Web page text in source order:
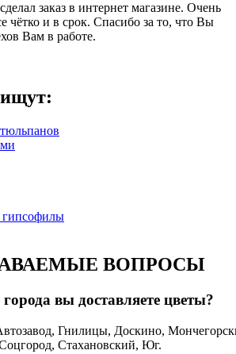
заказ в интернет магазине. Очень
чётко и в срок. Спасибо за то, что Вы
Вам в работе.
гипсофилы
ВОПРОСЫ
вы доставляете цветы?
Гнилицы, Доскино,
Стахановский, Юг.